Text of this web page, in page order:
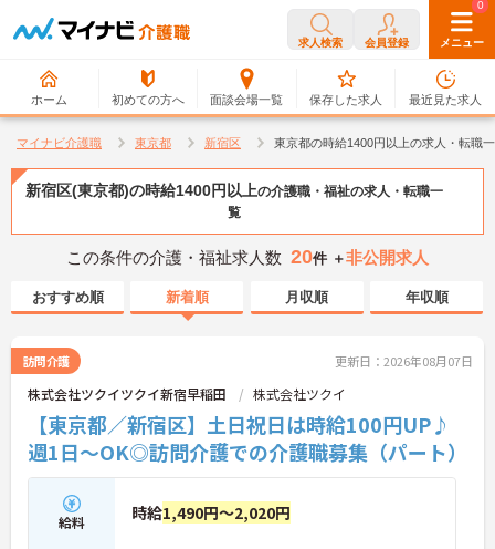
求人検索 会員登録 メニュー
ホーム 初めての方へ 面談会場一覧
0
保存した求人
0
最近見た求人
マイナビ介護職 東京都 新宿区 東京都の時給1400円以上の求人・転職
新宿区(東京都)の時給1400円以上の介護職・福祉の求人・転職一
覧
この条件の介護・福祉求人数 20件 ＋非公開求人
おすすめ順 新着順 月収順 年収順
訪問介護 更新日：2026年08月07日
株式会社ツクイツクイ新宿早稲田 株式会社ツクイ
【東京都／新宿区】土日祝日は時給100円UP♪
週1日～OK◎訪問介護での介護職募集（パート）
給料 時給1,490円～2,020円